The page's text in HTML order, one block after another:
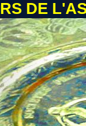
DE